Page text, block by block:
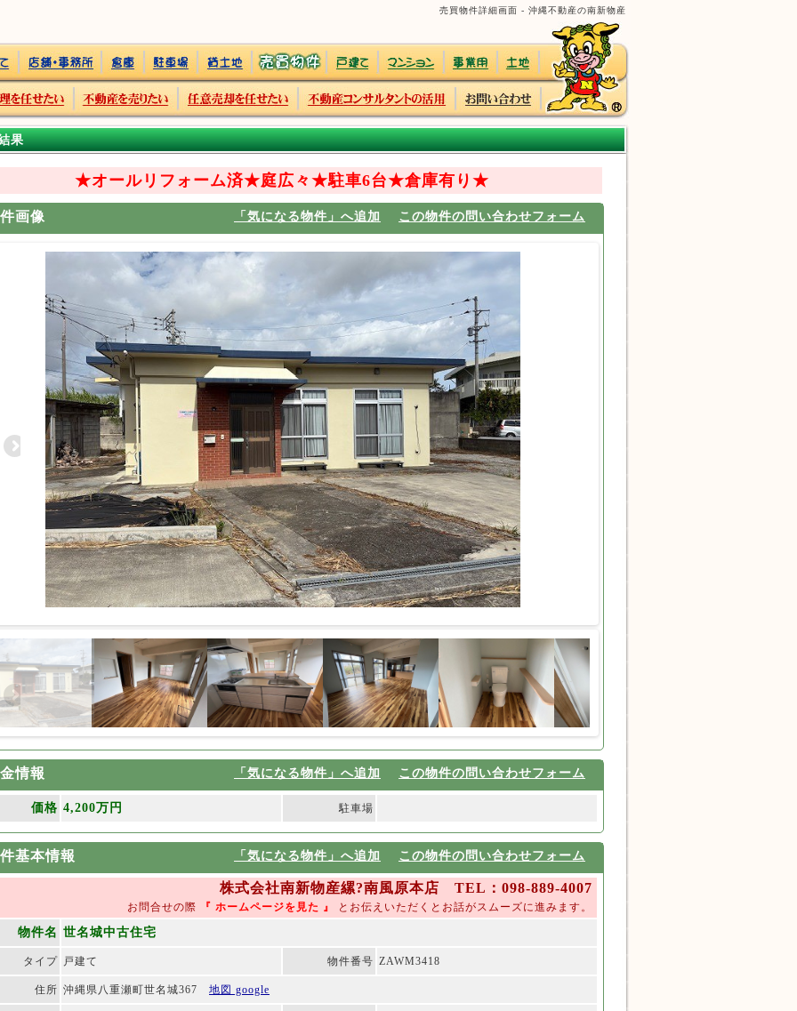
売買物件詳細画面 - 沖縄不動産の南新物産
果
★オールリフォーム済★庭広々★駐車6台★倉庫有り★
画像 「気になる物件」へ追加 この物件の問い合わせフォーム
情報 「気になる物件」へ追加 この物件の問い合わせフォーム
価格 4,200万円 駐車場
基本情報 「気になる物件」へ追加 この物件の問い合わせフォーム
株式会社南新物産縲?南風原本店 TEL：098-889-4007
お問合せの際 『 ホームページを見た 』 とお伝えいただくとお話がスムーズに進みます。
物件名 世名城中古住宅
タイプ 戸建て 物件番号 ZAWM3418
住所 沖縄県八重瀬町世名城367 地図 google